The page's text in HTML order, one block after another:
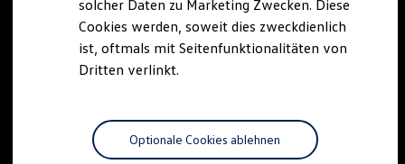
solcher Daten zu Marketing Zwecken. Diese
Cookies werden, soweit dies zweckdienlich
ist, oftmals mit Seitenfunktionalitäten von
Dritten verlinkt.
Optionale Cookies ablehnen